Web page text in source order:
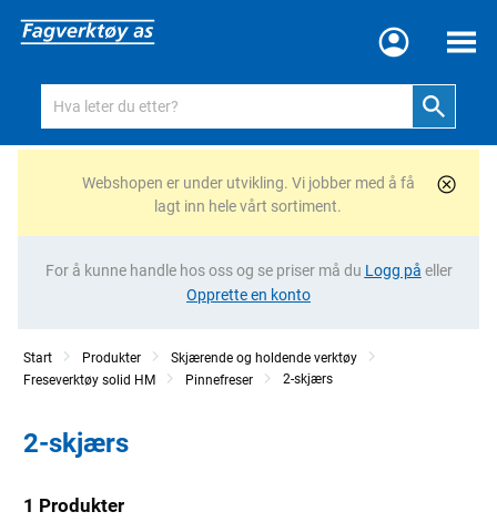
Meny
Webshopen er under utvikling. Vi jobber med å få
lagt inn hele vårt sortiment.
For å kunne handle hos oss og se priser må du Logg på eller
Opprette en konto
Start Produkter
Skjærende og holdende verktøy
Freseverktøy solid HM
Pinnefreser 2-skjærs
2-skjærs
1 Produkter